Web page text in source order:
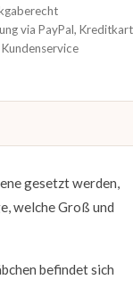
via PayPal,
gesetzt werden,
welche Groß und
befindet sich